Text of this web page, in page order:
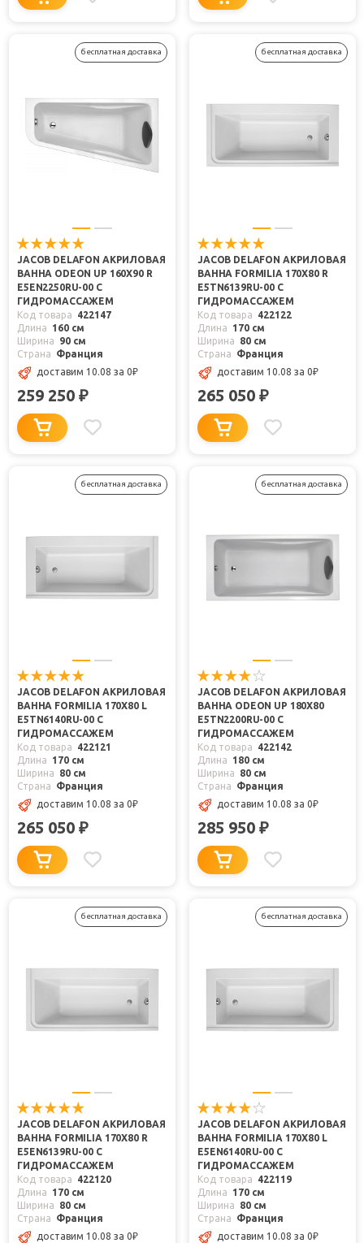
бесплатная доставка
JACOB DELAFON АКРИЛОВАЯ
ВАННА ODEON UP 160X90 R
E5EN2250RU-00 С
ГИДРОМАССАЖЕМ
Код товара
422147
Длина
160 см
Ширина
90 см
Страна
Франция
доставим 10.08 за 0₽
259 250 ₽
бесплатная доставка
JACOB DELAFON АКРИЛОВАЯ
ВАННА FORMILIA 170X80 R
E5TN6139RU-00 С
ГИДРОМАССАЖЕМ
Код товара
422122
Длина
170 см
Ширина
80 см
Страна
Франция
доставим 10.08 за 0₽
265 050 ₽
бесплатная доставка
JACOB DELAFON АКРИЛОВАЯ
ВАННА FORMILIA 170X80 L
E5TN6140RU-00 С
ГИДРОМАССАЖЕМ
Код товара
422121
Длина
170 см
Ширина
80 см
Страна
Франция
доставим 10.08 за 0₽
265 050 ₽
бесплатная доставка
JACOB DELAFON АКРИЛОВАЯ
ВАННА ODEON UP 180X80
E5TN2200RU-00 С
ГИДРОМАССАЖЕМ
Код товара
422142
Длина
180 см
Ширина
80 см
Страна
Франция
доставим 10.08 за 0₽
285 950 ₽
бесплатная доставка
JACOB DELAFON АКРИЛОВАЯ
ВАННА FORMILIA 170X80 R
E5EN6139RU-00 С
ГИДРОМАССАЖЕМ
Код товара
422120
Длина
170 см
Ширина
80 см
Страна
Франция
доставим 10.08 за 0₽
бесплатная доставка
JACOB DELAFON АКРИЛОВАЯ
ВАННА FORMILIA 170X80 L
E5EN6140RU-00 С
ГИДРОМАССАЖЕМ
Код товара
422119
Длина
170 см
Ширина
80 см
Страна
Франция
доставим 10.08 за 0₽